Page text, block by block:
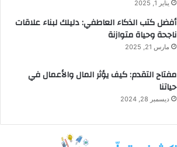
يناير 1, 2025
أفضل كتب الذكاء العاطفي: دليلك لبناء علاقات
ناجحة وحياة متوازنة
مارس 21, 2025
مفتاح التقدم: كيف يؤثر المال والأعمال في
حياتنا
ديسمبر 28, 2024